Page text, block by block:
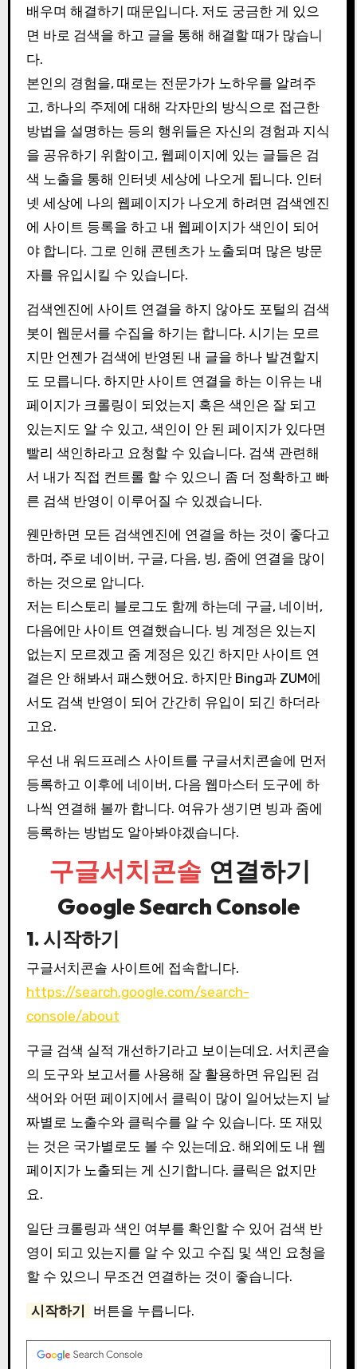
배우며 해결하기 때문입니다. 저도 궁금한 게 있으
면 바로 검색을 하고 글을 통해 해결할 때가 많습니
다.
본인의 경험을, 때로는 전문가가 노하우를 알려주
고, 하나의 주제에 대해 각자만의 방식으로 접근한
방법을 설명하는 등의 행위들은 자신의 경험과 지식
을 공유하기 위함이고, 웹페이지에 있는 글들은 검
색 노출을 통해 인터넷 세상에 나오게 됩니다. 인터
넷 세상에 나의 웹페이지가 나오게 하려면 검색엔진
에 사이트 등록을 하고 내 웹페이지가 색인이 되어
야 합니다. 그로 인해 콘텐츠가 노출되며 많은 방문
자를 유입시킬 수 있습니다.
검색엔진에 사이트 연결을 하지 않아도 포털의 검색
봇이 웹문서를 수집을 하기는 합니다. 시기는 모르
지만 언젠가 검색에 반영된 내 글을 하나 발견할지
도 모릅니다. 하지만 사이트 연결을 하는 이유는 내
페이지가 크롤링이 되었는지 혹은 색인은 잘 되고
있는지도 알 수 있고, 색인이 안 된 페이지가 있다면
빨리 색인하라고 요청할 수 있습니다. 검색 관련해
서 내가 직접 컨트롤 할 수 있으니 좀 더 정확하고 빠
른 검색 반영이 이루어질 수 있겠습니다.
웬만하면 모든 검색엔진에 연결을 하는 것이 좋다고
하며, 주로 네이버, 구글, 다음, 빙, 줌에 연결을 많이
하는 것으로 압니다.
저는 티스토리 블로그도 함께 하는데 구글, 네이버,
다음에만 사이트 연결했습니다. 빙 계정은 있는지
없는지 모르겠고 줌 계정은 있긴 하지만 사이트 연
결은 안 해봐서 패스했어요. 하지만 Bing과 ZUM에
서도 검색 반영이 되어 간간히 유입이 되긴 하더라
고요.
우선 내 워드프레스 사이트를 구글서치콘솔에 먼저
등록하고 이후에 네이버, 다음 웹마스터 도구에 하
나씩 연결해 볼까 합니다. 여유가 생기면 빙과 줌에
등록하는 방법도 알아봐야겠습니다.
구글서치콘솔 연결하기
Google Search Console
1. 시작하기
구글서치콘솔 사이트에 접속합니다.
https://search.google.com/search-
console/about
구글 검색 실적 개선하기라고 보이는데요. 서치콘솔
의 도구와 보고서를 사용해 잘 활용하면 유입된 검
색어와 어떤 페이지에서 클릭이 많이 일어났는지 날
짜별로 노출수와 클릭수를 알 수 있습니다. 또 재밌
는 것은 국가별로도 볼 수 있는데요. 해외에도 내 웹
페이지가 노출되는 게 신기합니다. 클릭은 없지만
요.
일단 크롤링과 색인 여부를 확인할 수 있어 검색 반
영이 되고 있는지를 알 수 있고 수집 및 색인 요청을
할 수 있으니 무조건 연결하는 것이 좋습니다.
시작하기 버튼을 누릅니다.